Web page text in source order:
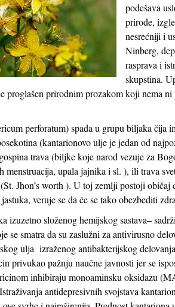
podešava
prirode,
nesrećniji i
Ninberg,
rasprava i
skupstina.
proglašen prirodnim prozakom koji nema
perforatum) spada u grupu biljaka čija
(kantarionovo ulje je jedan od
trava (biljke koje narod vezuje za
menstruacija, upala jajnika i sl. ), ili trava
Jhon’s worth ). U toj zemlji postoji običaj
veruje se da će se tako obezbediti
izuzetno složenog hemijskog sastava–
se smatra da su zaslužni za antivirusno
ulja izraženog antibakterijskog
privukao pažnju naučne javnosti jer se
inhibiraju monoaminsku oksidazu
antidepresivnih svojstava